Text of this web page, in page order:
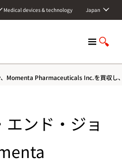
Medical devices & technology Japan
M
n
u
S
o
w
Momenta Pharmaceuticals Inc.を買収し
ンド・ジョ